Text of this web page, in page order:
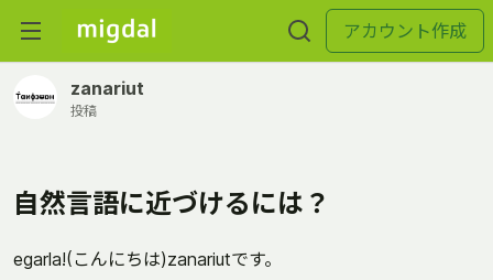
アカウント作成
zanariut
投稿
自然言語に近づけるには？
egarla!(こんにちは)zanariutです。